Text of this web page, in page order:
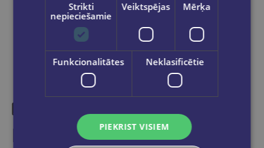
Dalies sociālajos tīklos:
Līdzīgas preces
Strikti
nepieciešamie
Veiktspējas Mērķa
Funkcionalitātes Neklasificētie
PIEKRIST VISIEM